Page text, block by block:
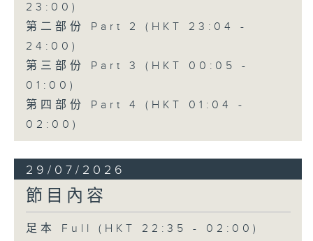
23:00)
第二部份 Part 2 (HKT 23:04 -
24:00)
第三部份 Part 3 (HKT 00:05 -
01:00)
第四部份 Part 4 (HKT 01:04 -
02:00)
29/07/2026
節目內容
足本 Full (HKT 22:35 - 02:00)